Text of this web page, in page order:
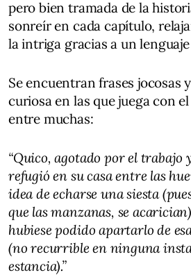
pero bien tramada de la
sonreír en cada capítulo,
la intriga gracias a un
Se encuentran frases jocosas
curiosa en las que juega con
entre muchas:
“Quico, agotado por el trabajo
refugió en su casa entre las
idea de echarse una siesta
que las manzanas, se
hubiese podido apartarlo de
(no recurrible en ninguna
estancia).”